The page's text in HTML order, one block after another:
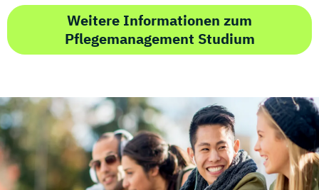
Weitere Informationen zum
Pflegemanagement Studium